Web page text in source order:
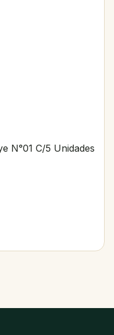
N°01 C/5 Unidades